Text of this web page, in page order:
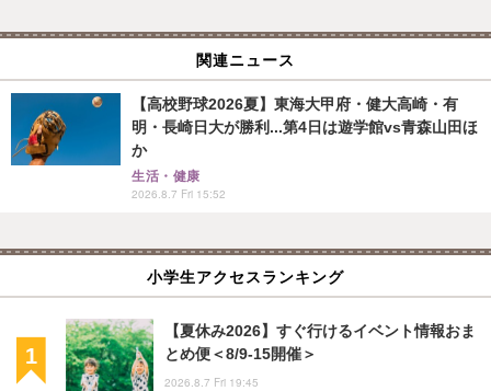
関連ニュース
【高校野球2026夏】東海大甲府・健大高崎・有
明・長崎日大が勝利...第4日は遊学館vs青森山田ほ
か
生活・健康
2026.8.7 Fri 15:52
小学生アクセスランキング
【夏休み2026】すぐ行けるイベント情報おま
とめ便＜8/9-15開催＞
2026.8.7 Fri 19:45